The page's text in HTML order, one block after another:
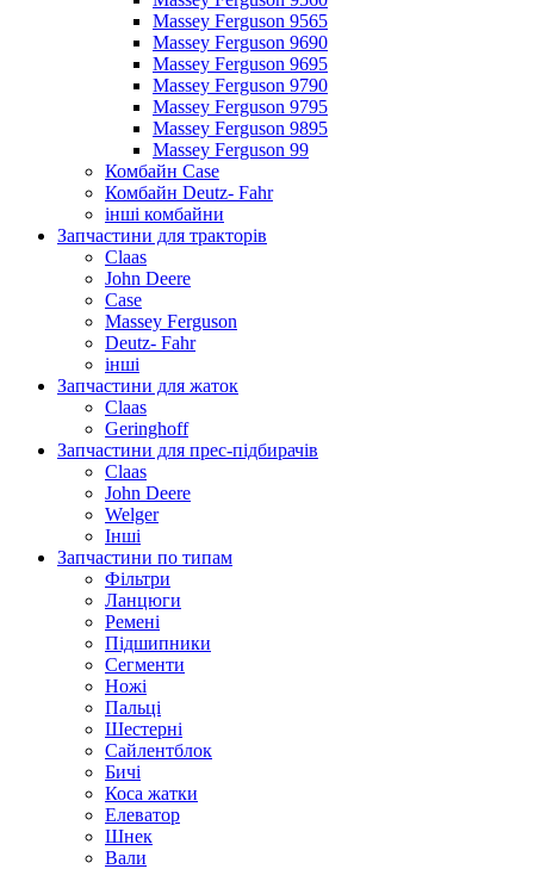
Massey Ferguson 9565
Massey Ferguson 9690
Massey Ferguson 9695
Massey Ferguson 9790
Massey Ferguson 9795
Massey Ferguson 9895
Massey Ferguson 99
Комбайн Case
Комбайн Deutz- Fahr
інші комбайни
Запчастини для тракторів
Claas
John Deere
Case
Massey Ferguson
Deutz- Fahr
інші
Запчастини для жаток
Claas
Geringhoff
Запчастини для прес-підбирачів
Claas
John Deere
Welger
Інші
Запчастини по типам
Фільтри
Ланцюги
Ремені
Підшипники
Сегменти
Ножі
Пальці
Шестерні
Сайлентблок
Бичі
Коса жатки
Елеватор
Шнек
Вали